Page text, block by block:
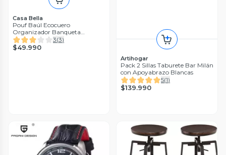
Casa Bella
Pouf Baúl Ecocuero
Organizador Banqueta
Plegable
3(3)
$49.990
Artihogar
Pack 2 Sillas Taburete Bar Milán
con Apoyabrazo Blancas
5(1)
$139.990